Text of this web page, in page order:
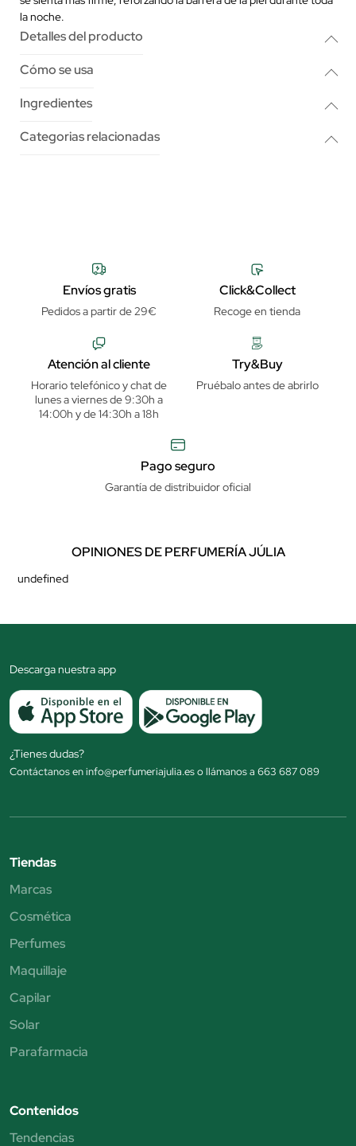
la noche.
Detalles del producto
Cómo se usa
Ingredientes
Categorias relacionadas
Envíos gratis
Pedidos a partir de 29€
Click&Collect
Recoge en tienda
Atención al cliente
Horario telefónico y chat de
lunes a viernes de 9:30h a
14:00h y de 14:30h a 18h
Try&Buy
Pruébalo antes de abrirlo
Pago seguro
Garantía de distribuidor oficial
OPINIONES DE PERFUMERÍA JÚLIA
undefined
Descarga nuestra app
¿Tienes dudas?
Contáctanos en info@perfumeriajulia.es o llámanos a 663 687 089
Tiendas
Marcas
Cosmética
Perfumes
Maquillaje
Capilar
Solar
Parafarmacia
Contenidos
Tendencias